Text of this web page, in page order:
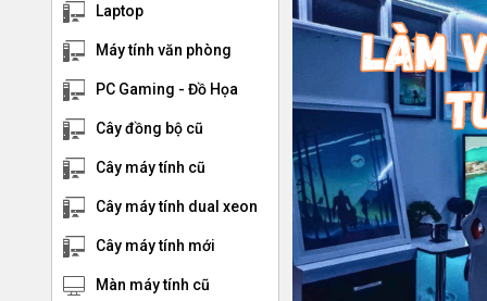
Laptop
Máy tính văn phòng
PC Gaming - Đồ Họa
Cây đồng bộ cũ
Cây máy tính cũ
Cây máy tính dual xeon
Cây máy tính mới
Màn máy tính cũ